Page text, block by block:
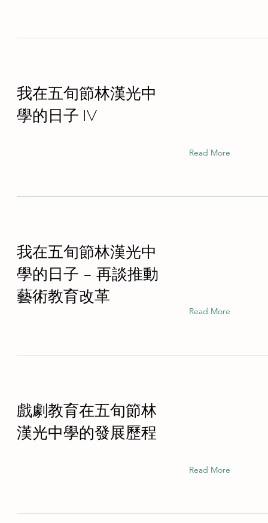
我在五旬節林漢光中
學的日子 IV
Read More
我在五旬節林漢光中
學的日子 – 再談推動
藝術教育改革
Read More
戲劇教育在五旬節林
漢光中學的發展歷程
Read More